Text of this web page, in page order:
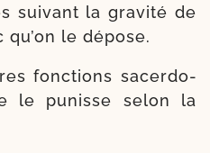
sui­vant la gra­vi­té de
qu’on le dépose.
fonc­tions sacer­do­
le punisse selon la